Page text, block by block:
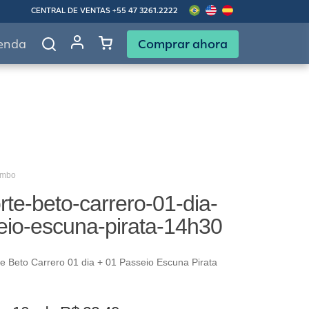
CENTRAL DE VENTAS +55 47 3261.2222
Comprar ahora
beto-carrero-01-dia-
escuna-pirata-14h30
Beto Carrero 01 dia + 01 Passeio Escuna Pirata